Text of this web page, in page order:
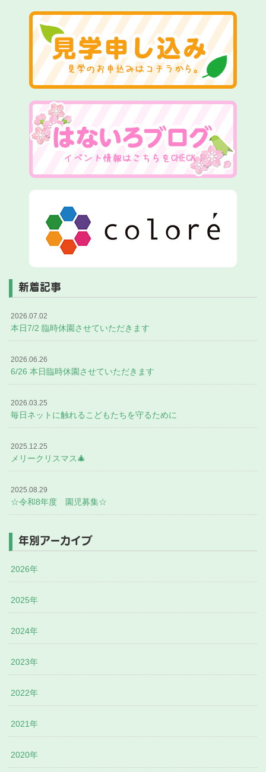
新着記事
2026.07.02
本日7/2 臨時休園させていただきます
2026.06.26
6/26 本日臨時休園させていただきます
2026.03.25
毎日ネットに触れるこどもたちを守るために
2025.12.25
メリークリスマス🎄
2025.08.29
☆令和8年度 園児募集☆
年別アーカイブ
2026年
2025年
2024年
2023年
2022年
2021年
2020年